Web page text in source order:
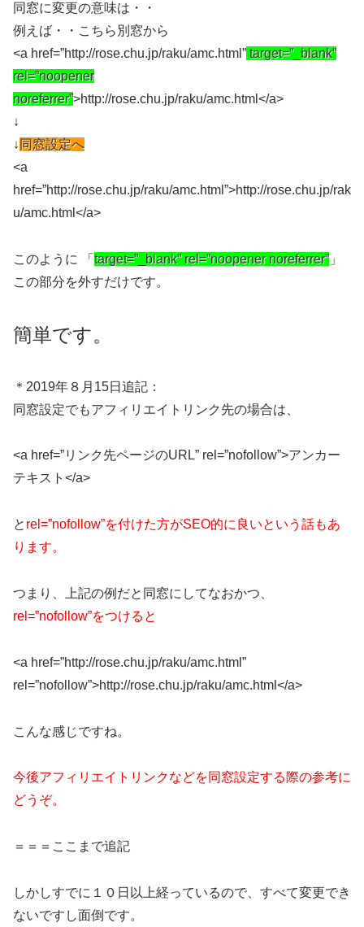
同窓に変更の意味は・・
例えば・・こちら別窓から
<a href=”http://rose.chu.jp/raku/amc.html” target=”_blank”
rel=”noopener
noreferrer”>http://rose.chu.jp/raku/amc.html</a>
↓
↓ 同窓設定へ
<a
href=”http://rose.chu.jp/raku/amc.html”>http://rose.chu.jp/rak
u/amc.html</a>
このように 「 target=”_blank” rel=”noopener noreferrer” 」
この部分を外すだけです。
簡単です。
＊2019年８月15日追記：
同窓設定でもアフィリエイトリンク先の場合は、
<a href=”リンク先ページのURL” rel=”nofollow”>アンカー
テキスト</a>
と rel=”nofollow”を付けた方がSEO的に良いという話もあ
ります。
つまり、上記の例だと同窓にしてなおかつ、
rel=”nofollow”をつけると
<a href=”http://rose.chu.jp/raku/amc.html”
rel=”nofollow”>http://rose.chu.jp/raku/amc.html</a>
こんな感じですね。
今後アフィリエイトリンクなどを同窓設定する際の参考に
どうぞ。
＝＝＝ここまで追記
しかしすでに１０日以上経っているので、すべて変更でき
ないですし面倒です。